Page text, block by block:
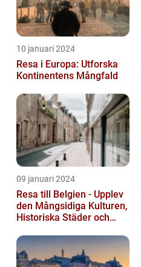
10 januari 2024
Resa i Europa: Utforska
Kontinentens Mångfald
09 januari 2024
Resa till Belgien - Upplev
den Mångsidiga Kulturen,
Historiska Städer och